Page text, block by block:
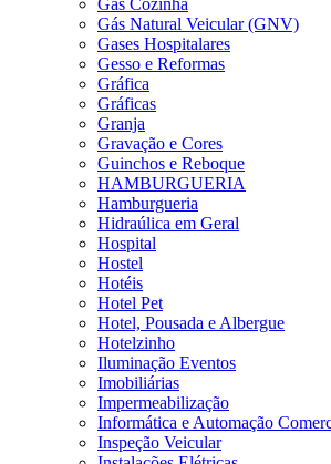
Gás Cozinha
Gás Natural Veicular (GNV)
Gases Hospitalares
Gesso e Reformas
Gráfica
Gráficas
Granja
Gravação e Cores
Guinchos e Reboque
HAMBURGUERIA
Hamburgueria
Hidraúlica em Geral
Hospital
Hostel
Hotéis
Hotel Pet
Hotel, Pousada e Albergue
Hotelzinho
Iluminação Eventos
Imobiliárias
Impermeabilização
Informática e Automação
Inspeção Veicular